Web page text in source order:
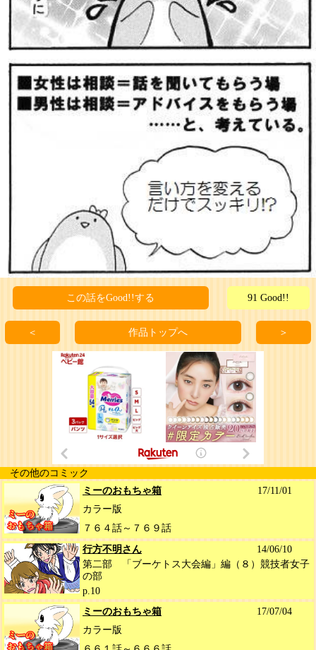
この話をGood!!する 91 Good!!
＜ 作品トップへ ＞
その他のコミック
ミーのおもちゃ箱
17/11/01
カラー版
７６４話～７６９話
行方不明さん
14/06/10
第二部 「ブーケトス大会編」編（８）競技者女子
の部
p.10
ミーのおもちゃ箱
17/07/04
カラー版